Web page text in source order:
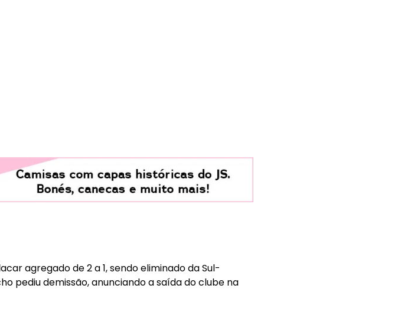
agregado de 2 a 1, sendo eliminado da Sul-
pediu demissão, anunciando a saída do clube na